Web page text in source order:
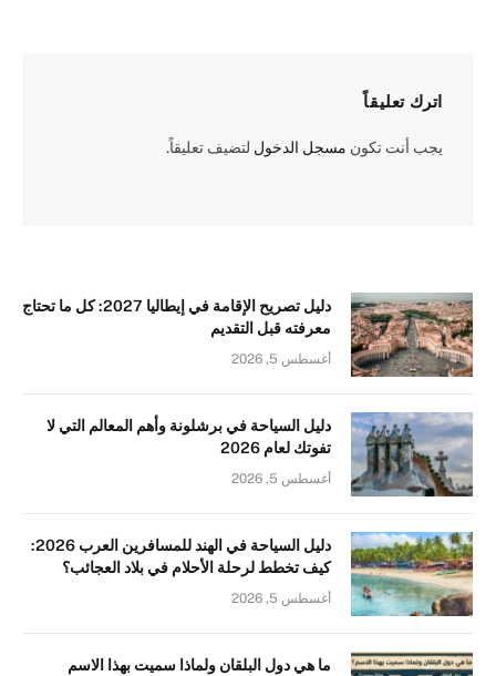
اترك تعليقاً
يجب أنت تكون مسجل الدخول لتضيف تعليقاً.
دليل تصريح الإقامة في إيطاليا 2027: كل ما تحتاج
معرفته قبل التقديم
أغسطس 5, 2026
دليل السياحة في برشلونة وأهم المعالم التي لا
تفوتك لعام 2026
أغسطس 5, 2026
دليل السياحة في الهند للمسافرين العرب 2026:
كيف تخطط لرحلة الأحلام في بلاد العجائب؟
أغسطس 5, 2026
ما هي دول البلقان ولماذا سميت بهذا الاسم